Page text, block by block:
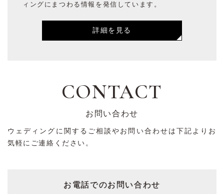
ィングにまつわる情報を発信しています。
詳細を見る
CONTACT
お問い合わせ
ウェディングに関するご相談やお問い合わせは下記よりお
気軽にご連絡ください。
お電話でのお問い合わせ